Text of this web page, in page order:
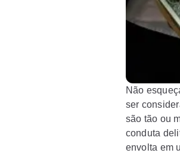
Não
ser
são tão ou
conduta
envolta em